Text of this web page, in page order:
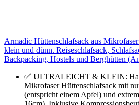
Armadic Hüttenschlafsack aus
klein und dünn. Reiseschlafsack,
Backpacking, Hostels und Berghütten
✅ ULTRALEICHT & KLEIN:
Mikrofaser Hüttenschlafsack mit
(entspricht einem Apfel) und